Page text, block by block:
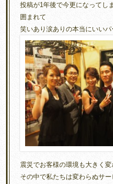
投稿が1年後で今更になってし
囲まれて
笑いあり涙ありの本当にいいパ
震災でお客様の環境も大きく変
その中で私たちは変わらぬサー